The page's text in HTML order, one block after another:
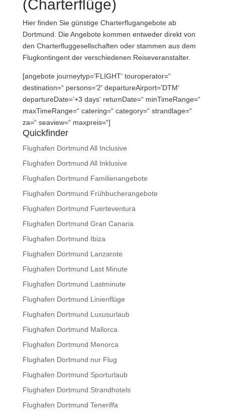
(Charterflüge)
Hier finden Sie günstige Charterflugangebote ab
Dortmund. Die Angebote kommen entweder direkt von
den Charterfluggesellschaften oder stammen aus dem
Flugkontingent der verschiedenen Reiseveranstalter.
[angebote journeytyp=’FLIGHT‘ touroperator=“
destination=“ persons=’2′ departureAirport=’DTM‘
departureDate=’+3 days‘ returnDate=“ minTimeRange=“
maxTimeRange=“ catering=“ category=“ strandlage=“
za=“ seaview=“ maxpreis=“]
Quickfinder
Flughafen Dortmund All Inclusive
Flughafen Dortmund All Inklusive
Flughafen Dortmund Familienangebote
Flughafen Dortmund Frühbucherangebote
Flughafen Dortmund Fuerteventura
Flughafen Dortmund Gran Canaria
Flughafen Dortmund Ibiza
Flughafen Dortmund Lanzarote
Flughafen Dortmund Last Minute
Flughafen Dortmund Lastminute
Flughafen Dortmund Linienflüge
Flughafen Dortmund Luxusurlaub
Flughafen Dortmund Mallorca
Flughafen Dortmund Menorca
Flughafen Dortmund nur Flug
Flughafen Dortmund Sporturlaub
Flughafen Dortmund Strandhotels
Flughafen Dortmund Teneriffa